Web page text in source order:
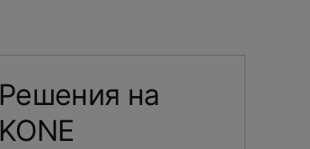
Решения на
KONE